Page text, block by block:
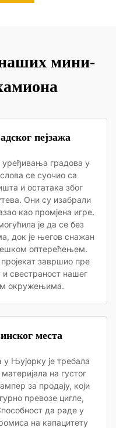
мини-
пејзажа
уређивања градова у
се суочио са
и остатака због
Они су изабрали
као промјена игре.
је да се без
док је његов снажан
оптерећењем.
пројекат завршио пре
и свестраност нашег
окружењима.
места
у Њујорку је требала
на густог
за продају, који
превозе цигле,
да раде у
на капацитету